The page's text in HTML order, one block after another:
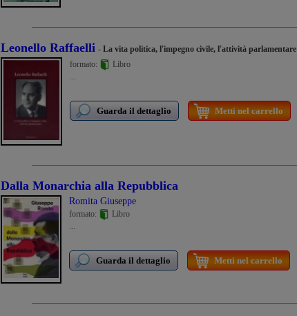
Leonello Raffaelli - La vita politica, l'impegno civile, l'attività parlamentare
formato:
Libro
...
Guarda il dettaglio Metti nel carrello
Dalla Monarchia alla Repubblica
Romita Giuseppe
formato:
Libro
...
Guarda il dettaglio Metti nel carrello